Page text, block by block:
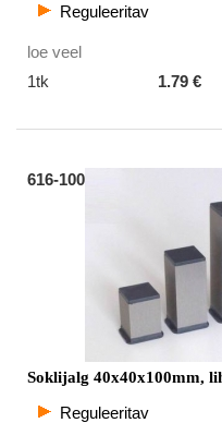
Reguleeritav
loe veel
1tk
1.79 €
616-100
Soklijalg 40x40x100mm,
Reguleeritav